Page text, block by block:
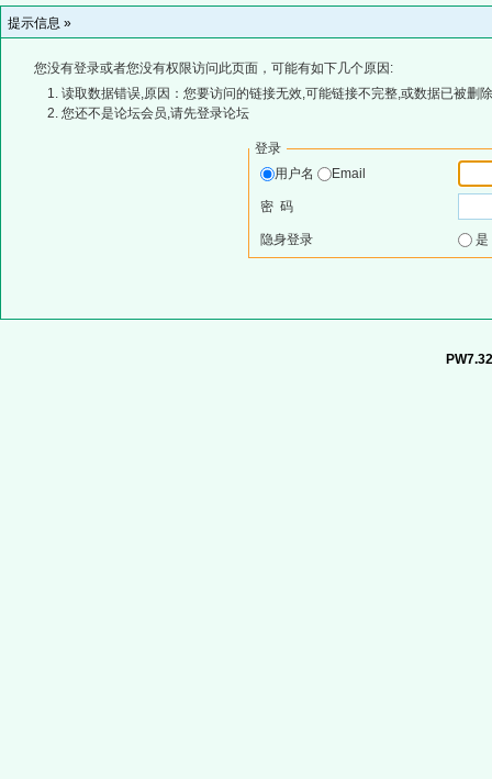
提示信息 »
您没有登录或者您没有权限访问此页面，可能有如下几个原因:
读取数据错误,原因：您要访问的链接无效,可能链接不完整,或数据已被删
您还不是论坛会员,请先登录论坛
登录
用户名
Email
密 码
隐身登录